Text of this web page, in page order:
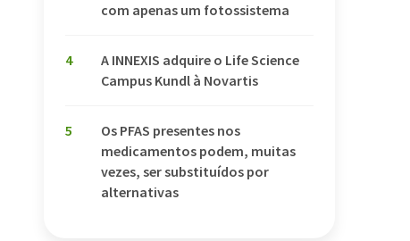
com apenas um fotossistema
4
A INNEXIS adquire o Life Science
Campus Kundl à Novartis
5
Os PFAS presentes nos
medicamentos podem, muitas
vezes, ser substituídos por
alternativas